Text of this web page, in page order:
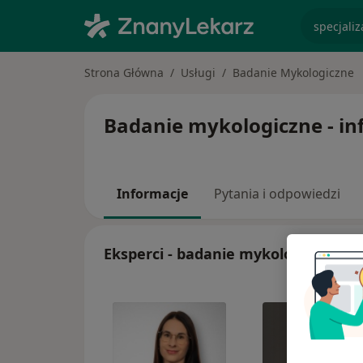
Strona Główna Usługi Badanie Mykologiczne
Badanie mykologiczne -
Informacje Pytania i odpowiedzi
Eksperci - badanie mykologiczne